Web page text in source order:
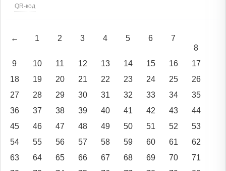
QR-код
← 1 2 3 4 5 6
7
8
9
10 11 12 13 14 15 16
17
18
19 20 21 22 23 24 25
26
27
28 29 30 31 32 33 34
35
36
37 38 39 40 41 42 43
44
45
46 47 48 49 50 51 52
53
54
55 56 57 58 59 60 61
62
63
64 65 66 67 68 69 70
71